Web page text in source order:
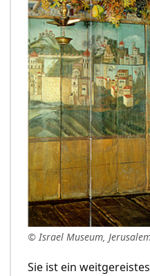
© Israel Museum,
Sie ist ein